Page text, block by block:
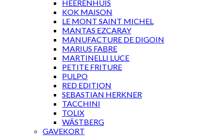
HEERENHUIS
KOK MAISON
LE MONT SAINT MICHEL
MANTAS EZCARAY
MANUFACTURE DE DIGOIN
MARIUS FABRE
MARTINELLI LUCE
PETITE FRITURE
PULPO
RED EDITION
SEBASTIAN HERKNER
TACCHINI
TOLIX
WÄSTBERG
GAVEKORT